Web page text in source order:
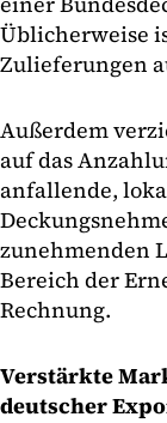
Üblicherweise
Zulieferungen
Außerdem
auf das
anfallende,
zunehmenden
Bereich der
Rechnung.
Verstärkte
deutscher